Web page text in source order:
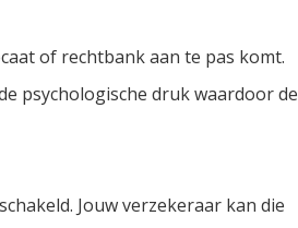
of rechtbank aan te pas komt.
psychologische druk waardoor de
Jouw verzekeraar kan die